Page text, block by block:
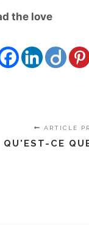
the love
ARTICLE
QU'EST-CE